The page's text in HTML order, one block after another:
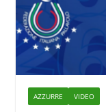
AZZURRE VIDEO